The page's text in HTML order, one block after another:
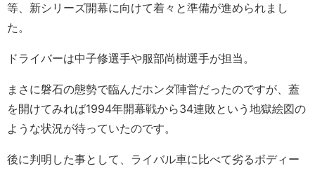
等、新シリーズ開幕に向けて着々と準備が進められまし
た。
ドライバーは中子修選手や服部尚樹選手が担当。
まさに磐石の態勢で臨んだホンダ陣営だったのですが、蓋
を開けてみれば1994年開幕戦から34連敗という地獄絵図の
ような状況が待っていたのです。
後に判明した事として、ライバル車に比べて劣るボディー